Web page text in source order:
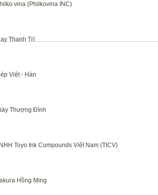
vina (Philkovina INC)
Thanh Trì
Việt - Hàn
Thượng Đình
Toyo Ink Compounds Việt Nam (TICV)
Hồng Ming